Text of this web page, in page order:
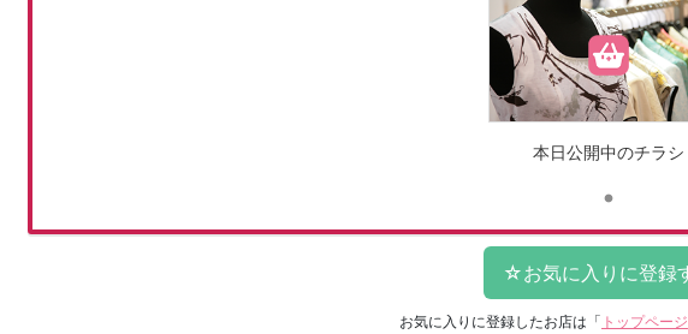
本日公開中のチラシ
お気に入りに登録したお店は 「 トップページ